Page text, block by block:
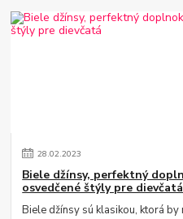
28.02.2023
Biele džínsy, perfektný
osvedčené štýly pre dievčatá
Biele džínsy sú klasikou, ktorá by